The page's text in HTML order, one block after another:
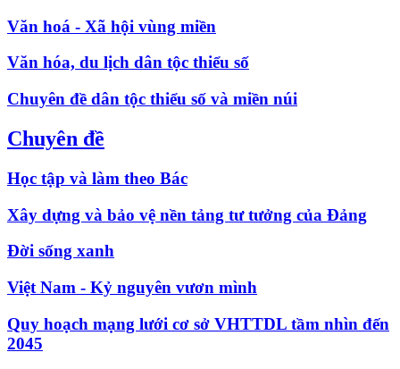
Văn hoá - Xã hội vùng miền
Văn hóa, du lịch dân tộc thiểu số
Chuyên đề dân tộc thiểu số và miền núi
Chuyên đề
Học tập và làm theo Bác
Xây dựng và bảo vệ nền tảng tư tưởng của Đảng
Đời sống xanh
Việt Nam - Kỷ nguyên vươn mình
Quy hoạch mạng lưới cơ sở VHTTDL tầm nhìn đến
2045